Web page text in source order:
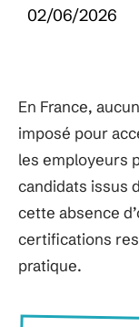
02/06/2026
En France,
imposé pour
les employeurs
candidats issus
cette absence
certifications
pratique.